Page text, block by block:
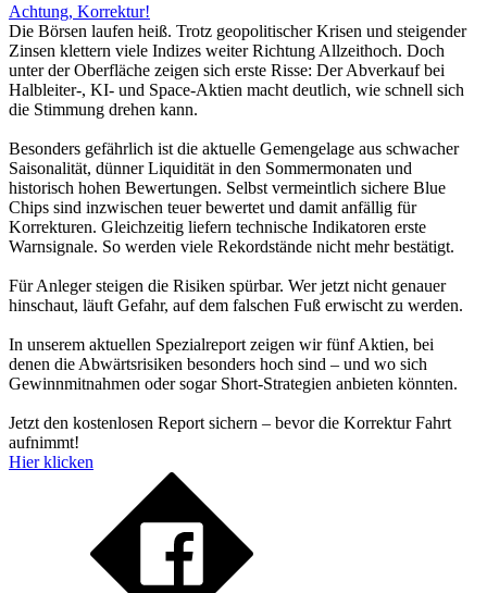
Achtung, Korrektur!
Die Börsen laufen heiß. Trotz geopolitischer Krisen und steigender
Zinsen klettern viele Indizes weiter Richtung Allzeithoch. Doch
unter der Oberfläche zeigen sich erste Risse: Der Abverkauf bei
Halbleiter-, KI- und Space-Aktien macht deutlich, wie schnell sich
die Stimmung drehen kann.
Besonders gefährlich ist die aktuelle Gemengelage aus schwacher
Saisonalität, dünner Liquidität in den Sommermonaten und
historisch hohen Bewertungen. Selbst vermeintlich sichere Blue
Chips sind inzwischen teuer bewertet und damit anfällig für
Korrekturen. Gleichzeitig liefern technische Indikatoren erste
Warnsignale. So werden viele Rekordstände nicht mehr bestätigt.
Für Anleger steigen die Risiken spürbar. Wer jetzt nicht genauer
hinschaut, läuft Gefahr, auf dem falschen Fuß erwischt zu werden.
In unserem aktuellen Spezialreport zeigen wir fünf Aktien, bei
denen die Abwärtsrisiken besonders hoch sind – und wo sich
Gewinnmitnahmen oder sogar Short-Strategien anbieten könnten.
Jetzt den kostenlosen Report sichern – bevor die Korrektur Fahrt
aufnimmt!
Hier klicken